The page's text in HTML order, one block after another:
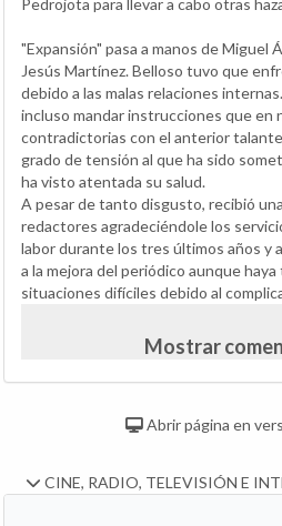
Pedrojota para llevar a cabo otras
"Expansión" pasa a manos de Miguel
Jesús Martínez. Belloso tuvo que
debido a las malas relaciones
incluso mandar instrucciones que en
contradictorias con el anterior
grado de tensión al que ha sido
ha visto atentada su salud.
A pesar de tanto disgusto, recibió
redactores agradeciéndole los
labor durante los tres últimos años y
a la mejora del periódico aunque
situaciones difíciles debido al
Mostrar
Abrir página en
CINE, RADIO, TELEVISIÓN E